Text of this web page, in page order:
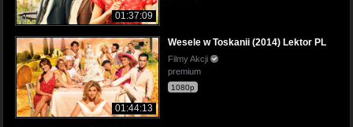
01:37:09
01:44:13
Wesele w Toskanii (2014) Lektor PL
Filmy Akcji
premium
1080p